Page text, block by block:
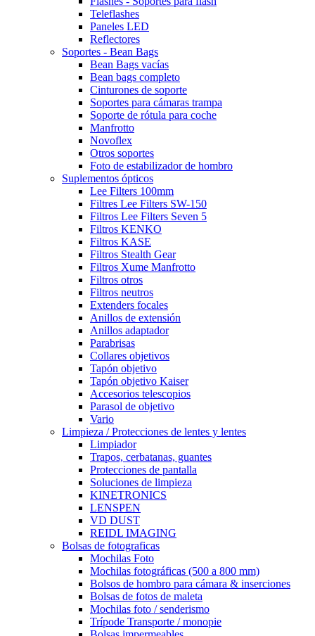
Teleflashes
Paneles LED
Reflectores
Soportes - Bean Bags
Bean Bags vacías
Bean bags completo
Cinturones de soporte
Soportes para cámaras trampa
Soporte de rótula para coche
Manfrotto
Novoflex
Otros soportes
Foto de estabilizador de hombro
Suplementos ópticos
Lee Filters 100mm
Filtres Lee Filters SW-150
Filtros Lee Filters Seven 5
Filtros KENKO
Filtros KASE
Filtros Stealth Gear
Filtros Xume Manfrotto
Filtros otros
Filtros neutros
Extenders focales
Anillos de extensión
Anillos adaptador
Parabrisas
Collares objetivos
Tapón objetivo
Tapón objetivo Kaiser
Accesorios telescopios
Parasol de objetivo
Vario
Limpieza / Protecciones de lentes y lentes
Limpiador
Trapos, cerbatanas, guantes
Protecciones de pantalla
Soluciones de limpieza
KINETRONICS
LENSPEN
VD DUST
REIDL IMAGING
Bolsas de fotograficas
Mochilas Foto
Mochilas fotográficas (500 a 800 mm)
Bolsos de hombro para cámara & inserciones
Bolsas de fotos de maleta
Mochilas foto / senderismo
Trípode Transporte / monopie